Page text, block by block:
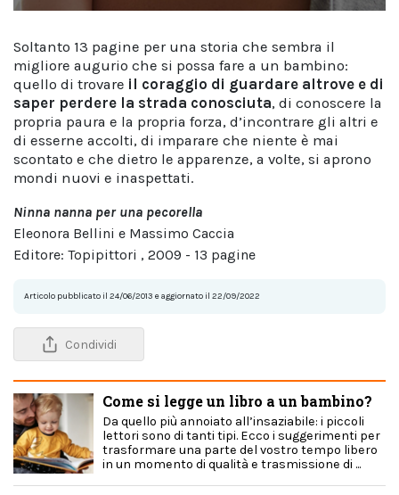
Soltanto 13 pagine per una storia che sembra il
migliore augurio che si possa fare a un bambino:
quello di trovare il coraggio di guardare altrove e di
saper perdere la strada conosciuta, di conoscere la
propria paura e la propria forza, d’incontrare gli altri e
di esserne accolti, di imparare che niente è mai
scontato e che dietro le apparenze, a volte, si aprono
mondi nuovi e inaspettati.
Ninna nanna per una pecorella
Eleonora Bellini e Massimo Caccia
Editore: Topipittori , 2009 - 13 pagine
Articolo pubblicato il 24/06/2013 e aggiornato il 22/09/2022
Condividi
Come si legge un libro a un bambino?
Da quello più annoiato all’insaziabile: i piccoli
lettori sono di tanti tipi. Ecco i suggerimenti per
trasformare una parte del vostro tempo libero
in un momento di qualità e trasmissione di ...